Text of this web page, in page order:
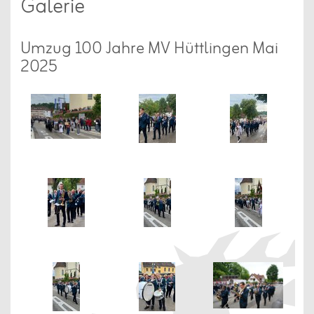
Umzug 100 Jahre MV Hüttlingen Mai
2025